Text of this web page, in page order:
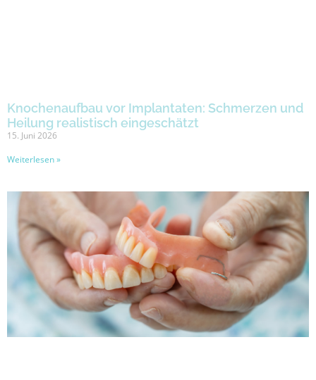
Knochenaufbau vor Implantaten: Schmerzen und
Heilung realistisch eingeschätzt
15. Juni 2026
Weiterlesen »